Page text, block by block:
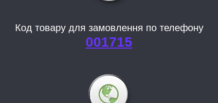
Код товару для замовлення по телефону
001715